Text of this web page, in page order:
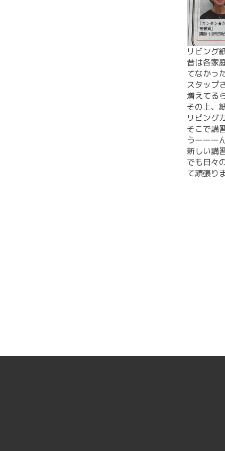
リビング
昔は各家
てなかっ
スタップ
増えてる
その上、
リビング
そこで講
うーーー
新しい講
でも日々
て頑張り